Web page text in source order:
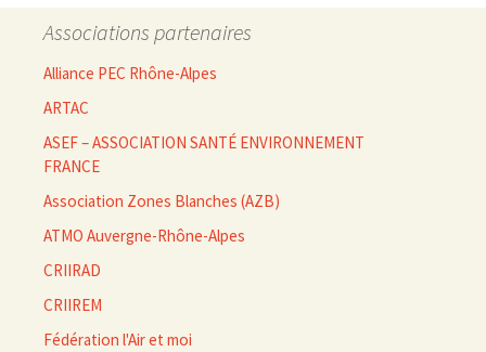
Associations partenaires
Alliance PEC Rhône-Alpes
ARTAC
ASEF – ASSOCIATION SANTÉ ENVIRONNEMENT
FRANCE
Association Zones Blanches (AZB)
ATMO Auvergne-Rhône-Alpes
CRIIRAD
CRIIREM
Fédération l'Air et moi